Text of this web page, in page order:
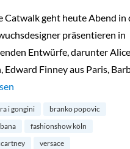
Catwalk geht heute Abend in
präsentieren in
Entwürfe, darunter Alice
Edward Finney aus Paris,
Catwalk in Deutz“
i gongini
branko popovic
fashionshow köln
versace